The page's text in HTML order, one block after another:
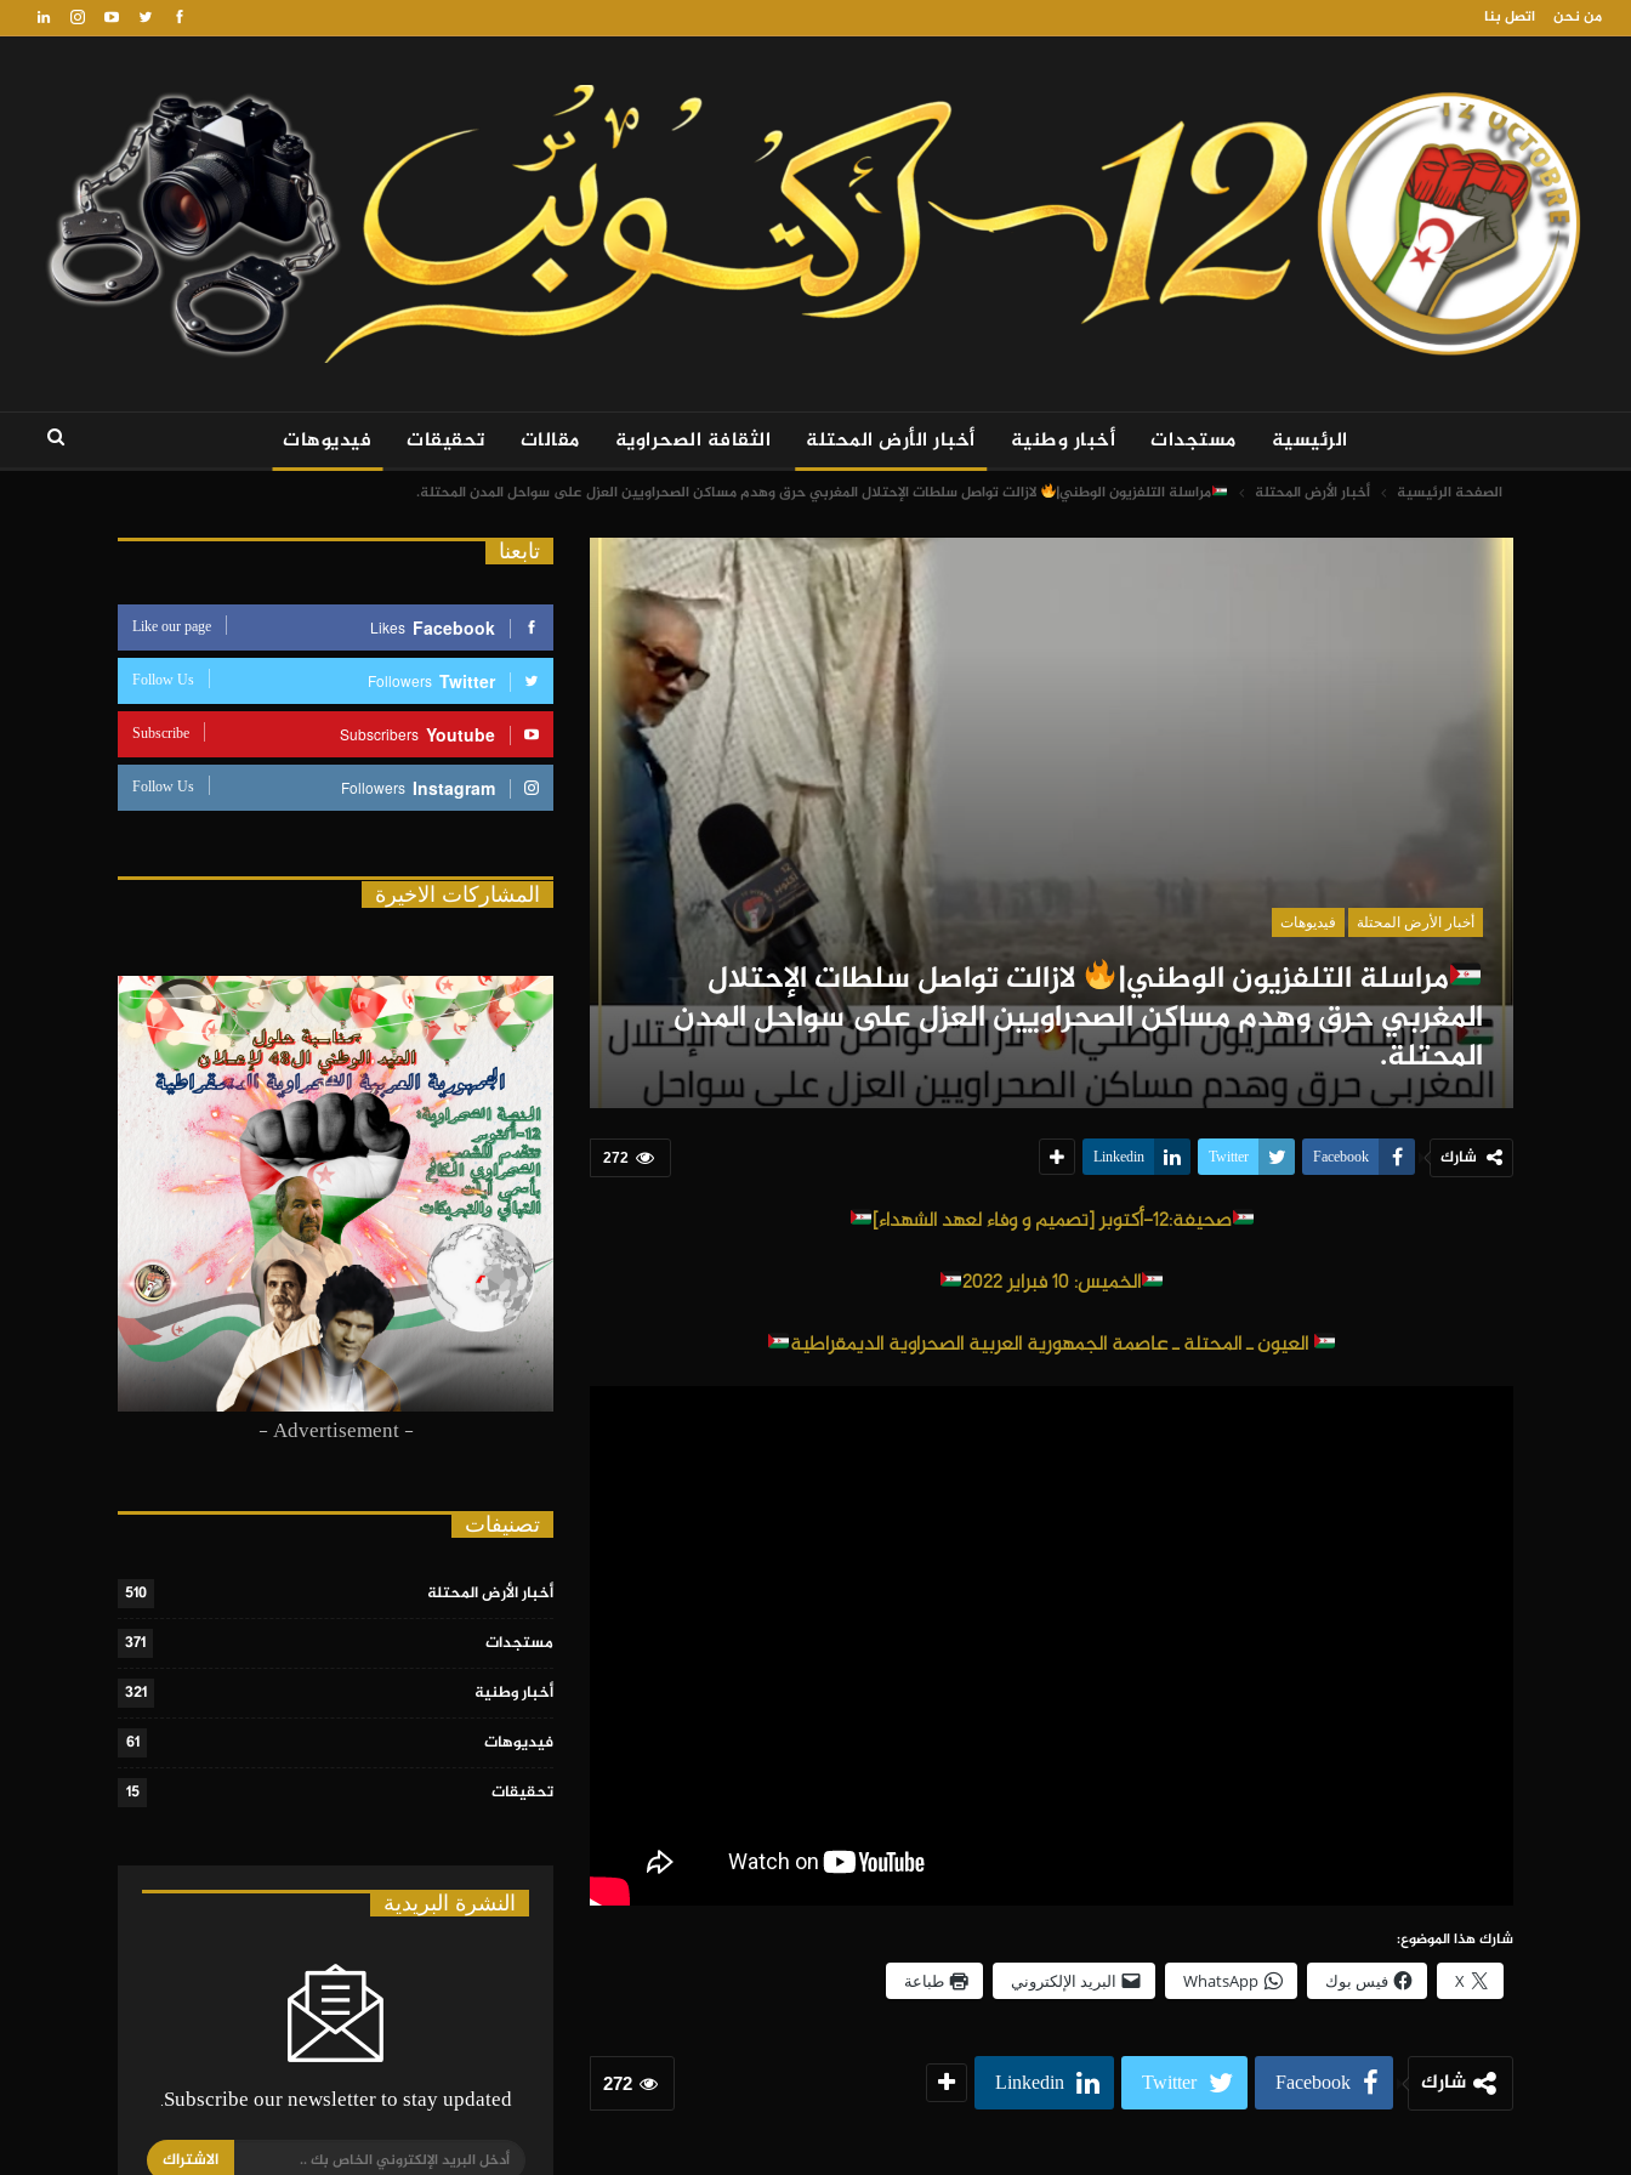
من نحن اتصل بنا
الرئيسية مستجدات أخبار وطنية أخبار الأرض المحتلة الثقافة الصحراوية مقالات تحقيقات فيديوهات
الصفحة الرئيسية أخبار الأرض المحتلة مراسلة التلفزيون الوطني| لازالت تواصل سلطات الإحتلال المغربي حرق وهدم مساكن الصحراويين العزل على سواحل المدن المحتلة.
أخبار الأرض المحتلة فيديوهات
مراسلة التلفزيون الوطني| لازالت تواصل سلطات الإحتلال
المغربي حرق وهدم مساكن الصحراويين العزل على سواحل المدن
المحتلة.
272 شارك Facebook
Twitter
Linkedin
صحيفة:12-أكتوبر [تصميم و وفاء لعهد الشهداء]
الخميس: 10 فبراير 2022
العيون ـ المحتلة ـ عاصمة الجمهورية العربية الصحراوية الديمقراطية
شارك هذا الموضوع:
X فيس بوك WhatsApp البريد الإلكتروني طباعة
272 شارك Facebook
Twitter
Linkedin
تابعنا
Facebook
Likes
Like our page
Twitter
Followers
Follow Us
Youtube
Subscribers
Subscribe
Instagram
Followers
Follow Us
المشاركات الاخيرة
- Advertisement -
تصنيفات
أخبار الأرض المحتلة
510
مستجدات
371
أخبار وطنية
321
فيديوهات
61
تحقيقات
15
النشرة البريدية
Subscribe our newsletter to stay updated.
الاشتراك